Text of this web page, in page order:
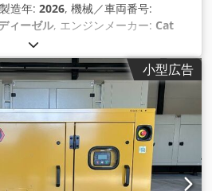
造年: 2026, 機械／車両番号:
ィーゼル, エンジンメーカー: Cat
小型広告